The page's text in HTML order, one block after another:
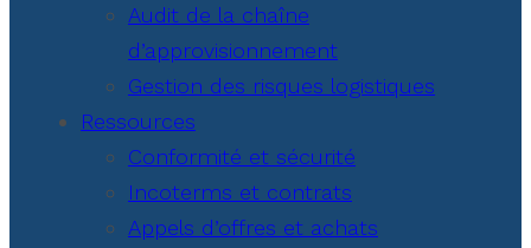
Audit de la chaîne
d’approvisionnement
Gestion des risques logistiques
Ressources
Conformité et sécurité
Incoterms et contrats
Appels d’offres et achats